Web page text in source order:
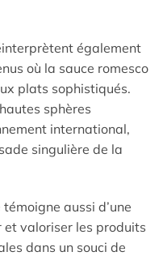
également
où la sauce romesco
plats sophistiqués.
sphères
international,
singulière de la
aussi d’une
valoriser les produits
dans un souci de